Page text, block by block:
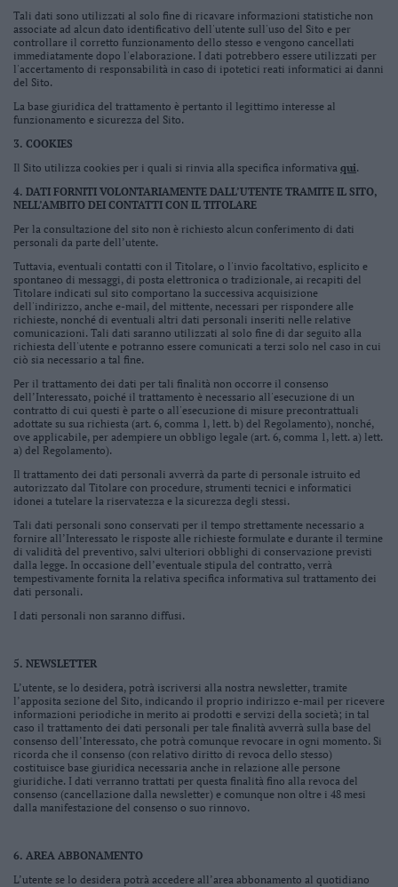
Rotaliana
Valle
dei
Laghi
Valsugana
–
Primiero
Vallagarina
Non
–
Sole
Fiemme
–
Fassa
Giudicarie
–
Rendena
Adige
–
Südtirol
Dolomiti
Leggi/Abbonati
Newsletter
Bazar
Casa
Radio
Dolomiti
Social media
Tali dati sono utilizzati al solo fine di ricavare informazioni statistiche non
associate ad alcun dato identificativo dell'utente sull'uso del Sito e per
controllare il corretto funzionamento dello stesso e vengono cancellati
immediatamente dopo l'elaborazione. I dati potrebbero essere utilizzati per
l'accertamento di responsabilità in caso di ipotetici reati informatici ai danni
del Sito.
La base giuridica del trattamento è pertanto il legittimo interesse al
funzionamento e sicurezza del Sito.
3. COOKIES
Il Sito utilizza cookies per i quali si rinvia alla specifica informativa qui.
4. DATI FORNITI VOLONTARIAMENTE DALL’UTENTE TRAMITE IL SITO,
NELL’AMBITO DEI CONTATTI CON IL TITOLARE
Per la consultazione del sito non è richiesto alcun conferimento di dati
personali da parte dell’utente.
Tuttavia, eventuali contatti con il Titolare, o l'invio facoltativo, esplicito e
spontaneo di messaggi, di posta elettronica o tradizionale, ai recapiti del
Titolare indicati sul sito comportano la successiva acquisizione
dell'indirizzo, anche e-mail, del mittente, necessari per rispondere alle
richieste, nonché di eventuali altri dati personali inseriti nelle relative
comunicazioni. Tali dati saranno utilizzati al solo fine di dar seguito alla
richiesta dell'utente e potranno essere comunicati a terzi solo nel caso in cui
ciò sia necessario a tal fine.
Per il trattamento dei dati per tali finalità non occorre il consenso
dell’Interessato, poiché il trattamento è necessario all'esecuzione di un
contratto di cui questi è parte o all'esecuzione di misure precontrattuali
adottate su sua richiesta (art. 6, comma 1, lett. b) del Regolamento), nonché,
ove applicabile, per adempiere un obbligo legale (art. 6, comma 1, lett. a) lett.
a) del Regolamento).
Il trattamento dei dati personali avverrà da parte di personale istruito ed
autorizzato dal Titolare con procedure, strumenti tecnici e informatici
idonei a tutelare la riservatezza e la sicurezza degli stessi.
Tali dati personali sono conservati per il tempo strettamente necessario a
fornire all’Interessato le risposte alle richieste formulate e durante il termine
di validità del preventivo, salvi ulteriori obblighi di conservazione previsti
dalla legge. In occasione dell’eventuale stipula del contratto, verrà
tempestivamente fornita la relativa specifica informativa sul trattamento dei
dati personali.
I dati personali non saranno diffusi.
5. NEWSLETTER
L’utente, se lo desidera, potrà iscriversi alla nostra newsletter, tramite
l’apposita sezione del Sito, indicando il proprio indirizzo e-mail per ricevere
informazioni periodiche in merito ai prodotti e servizi della società; in tal
caso il trattamento dei dati personali per tale finalità avverrà sulla base del
consenso dell’Interessato, che potrà comunque revocare in ogni momento. Si
ricorda che il consenso (con relativo diritto di revoca dello stesso)
costituisce base giuridica necessaria anche in relazione alle persone
giuridiche. I dati verranno trattati per questa finalità fino alla revoca del
consenso (cancellazione dalla newsletter) e comunque non oltre i 48 mesi
dalla manifestazione del consenso o suo rinnovo.
6. AREA ABBONAMENTO
L’utente se lo desidera potrà accedere all’area abbonamento al quotidiano